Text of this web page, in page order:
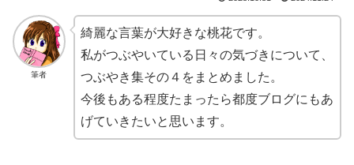
筆者
綺麗な言葉が大好きな桃花です。
私がつぶやいている日々の気づきについて、
つぶやき集その４をまとめました。
今後もある程度たまったら都度ブログにもあ
げていきたいと思います。